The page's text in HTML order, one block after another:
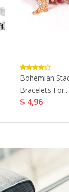
Bohemian
Bracelets For...
$ 4,96